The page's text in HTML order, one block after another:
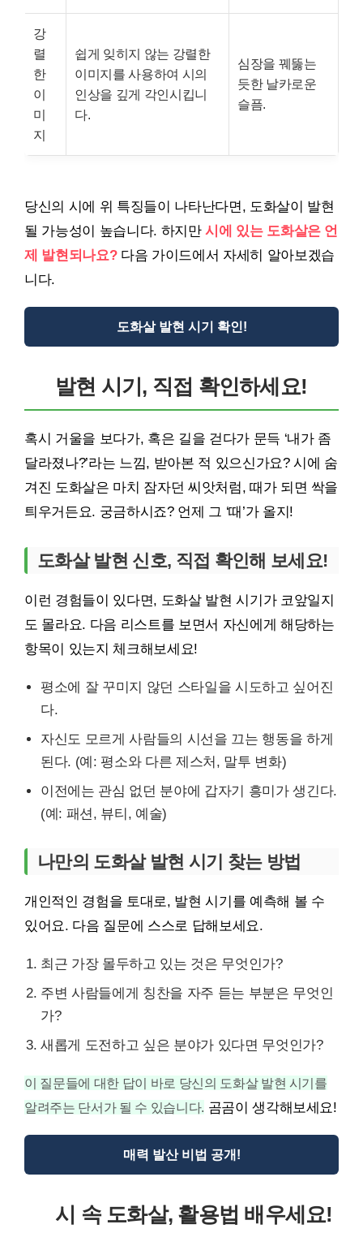
강
렬
한
이
미
지
쉽게 잊히지 않는 강렬한
이미지를 사용하여 시의
인상을 깊게 각인시킵니
다.
심장을 꿰뚫는
듯한 날카로운
슬픔.
당신의 시에 위 특징들이 나타난다면, 도화살이 발현
될 가능성이 높습니다. 하지만시에 있는 도화살은 언
제 발현되나요?다음 가이드에서 자세히 알아보겠습
니다.
도화살 발현 시기 확인!
발현 시기, 직접 확인하세요!
혹시 거울을 보다가, 혹은 길을 걷다가 문득 ‘내가 좀
달라졌나?’라는 느낌, 받아본 적 있으신가요? 시에 숨
겨진 도화살은 마치 잠자던 씨앗처럼, 때가 되면 싹을
틔우거든요. 궁금하시죠? 언제 그 ‘때’가 올지!
도화살 발현 신호, 직접 확인해 보세요!
이런 경험들이 있다면, 도화살 발현 시기가 코앞일지
도 몰라요. 다음 리스트를 보면서 자신에게 해당하는
항목이 있는지 체크해보세요!
평소에 잘 꾸미지 않던 스타일을 시도하고 싶어진
다.
자신도 모르게 사람들의 시선을 끄는 행동을 하게
된다. (예: 평소와 다른 제스처, 말투 변화)
이전에는 관심 없던 분야에 갑자기 흥미가 생긴다.
(예: 패션, 뷰티, 예술)
나만의 도화살 발현 시기 찾는 방법
개인적인 경험을 토대로, 발현 시기를 예측해 볼 수
있어요. 다음 질문에 스스로 답해보세요.
최근 가장 몰두하고 있는 것은 무엇인가?
주변 사람들에게 칭찬을 자주 듣는 부분은 무엇인
가?
새롭게 도전하고 싶은 분야가 있다면 무엇인가?
이 질문들에 대한 답이 바로 당신의 도화살 발현 시기를
알려주는 단서가 될 수 있습니다. 곰곰이 생각해보세요!
매력 발산 비법 공개!
시 속 도화살, 활용법 배우세요!